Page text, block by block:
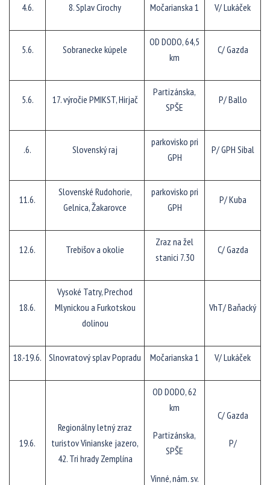
4.6. 8. Splav Cirochy Močarianska 1 V/ Lukáček
5.6. Sobranecke kúpele
OD DODO, 64,5
km
C/ Gazda
5.6. 17. výročie PMIKST, Hirjač
Partizánska,
SPŠE
P/ Ballo
.6. Slovenský raj
parkovisko pri
GPH
P/ GPH Sibal
11.6.
Slovenské Rudohorie,
Gelnica, Žakarovce
parkovisko pri
GPH
P/ Kuba
12.6. Trebišov a okolie
Zraz na žel
stanici 7.30
C/ Gazda
18.6.
Vysoké Tatry, Prechod
Mlynickou a Furkotskou
dolinou
VhT/ Baňacký
18.-19.6. Slnovratový splav Popradu Močarianska 1 V/ Lukáček
19.6.
Regionálny letný zraz
turistov Vinianske jazero,
42. Tri hrady Zemplína
OD DODO, 62
km
Partizánska,
SPŠE
Vinné, nám. sv.
C/ Gazda
P/